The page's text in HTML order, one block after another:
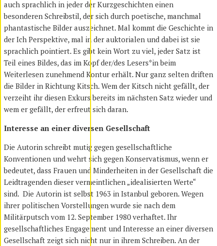
auch sprachlich in jeder der Kurzgeschichten einen
besonderen Schreibstil, der sich durch poetische, manchmal
phantastische Bilder auszeichnet. Mal kommt die Geschichte in
der Ich Perspektive, mal in der auktorialen und dabei ist sie
sprachlich pointiert. Es gibt kein Wort zu viel, jeder Satz ist
Teil eines Bildes, das im Kopf der/des Lesers*in beim
Weiterlesen zunehmend Kontur erhält. Nur ganz selten driften
die Bilder in Richtung Kitsch. Wem der Kitsch nicht gefällt, der
verzeiht ihr diesen Exkurs bereits im nächsten Satz wieder und
wem er gefällt, der erfreut sich daran.
Interesse an einer diversen Gesellschaft
Die Autorin schreibt mutig gegen gesellschaftliche
Konventionen und wehrt sich gegen Konservatismus, wenn er
bedeutet, dass Frauen und Minderheiten in der Gesellschaft die
Leidtragenden dieser vermeintlichen „idealisierten Werte“
sind. Die Autorin ist selbst 1963 in Istanbul geboren. Wegen
ihrer politischen Vorstellungen wurde sie nach dem
Militärputsch vom 12. September 1980 verhaftet. Ihr
gesellschaftliches Engagement und Interesse an einer diversen
Gesellschaft zeigt sich nicht nur in ihrem Schreiben. An der